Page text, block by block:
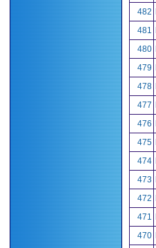
482
481
480
479
478
477
476
475
474
473
472
471
470